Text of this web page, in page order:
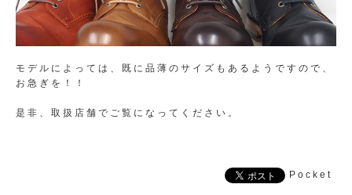
モデルによっては、既に品薄のサイズもあるようですので、
お急ぎを！！
是非、取扱店舗でご覧になってください。
Pocket